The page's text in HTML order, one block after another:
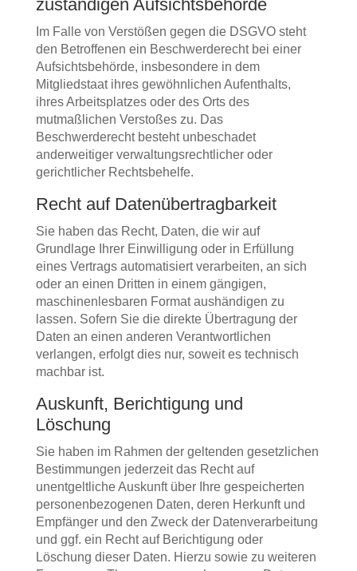
zuständigen Aufsichts­behörde
Im Falle von Verstößen gegen die DSGVO steht
den Betroffenen ein Beschwerderecht bei einer
Aufsichtsbehörde, insbesondere in dem
Mitgliedstaat ihres gewöhnlichen Aufenthalts,
ihres Arbeitsplatzes oder des Orts des
mutmaßlichen Verstoßes zu. Das
Beschwerderecht besteht unbeschadet
anderweitiger verwaltungsrechtlicher oder
gerichtlicher Rechtsbehelfe.
Recht auf Daten­übertrag­barkeit
Sie haben das Recht, Daten, die wir auf
Grundlage Ihrer Einwilligung oder in Erfüllung
eines Vertrags automatisiert verarbeiten, an sich
oder an einen Dritten in einem gängigen,
maschinenlesbaren Format aushändigen zu
lassen. Sofern Sie die direkte Übertragung der
Daten an einen anderen Verantwortlichen
verlangen, erfolgt dies nur, soweit es technisch
machbar ist.
Auskunft, Berichtigung und
Löschung
Sie haben im Rahmen der geltenden gesetzlichen
Bestimmungen jederzeit das Recht auf
unentgeltliche Auskunft über Ihre gespeicherten
personenbezogenen Daten, deren Herkunft und
Empfänger und den Zweck der Datenverarbeitung
und ggf. ein Recht auf Berichtigung oder
Löschung dieser Daten. Hierzu sowie zu weiteren